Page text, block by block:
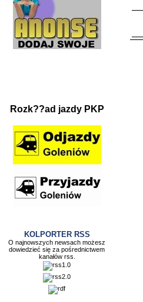
Rozk??ad jazdy PKP
KOLPORTER RSS
O najnowszych newsach możesz
dowiedzieć się za pośrednictwem
kanałów rss.